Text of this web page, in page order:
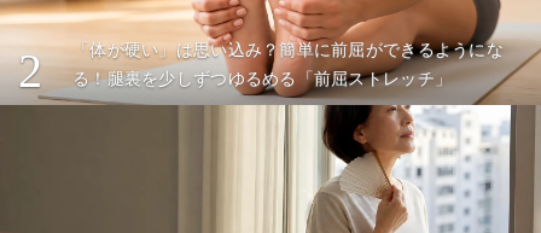
2
「体が硬い」は思い込み？簡単に前屈ができるようにな
る！腿裏を少しずつゆるめる「前屈ストレッチ」